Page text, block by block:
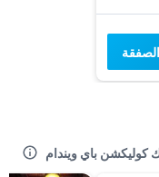
كوليكشن باي ويندام